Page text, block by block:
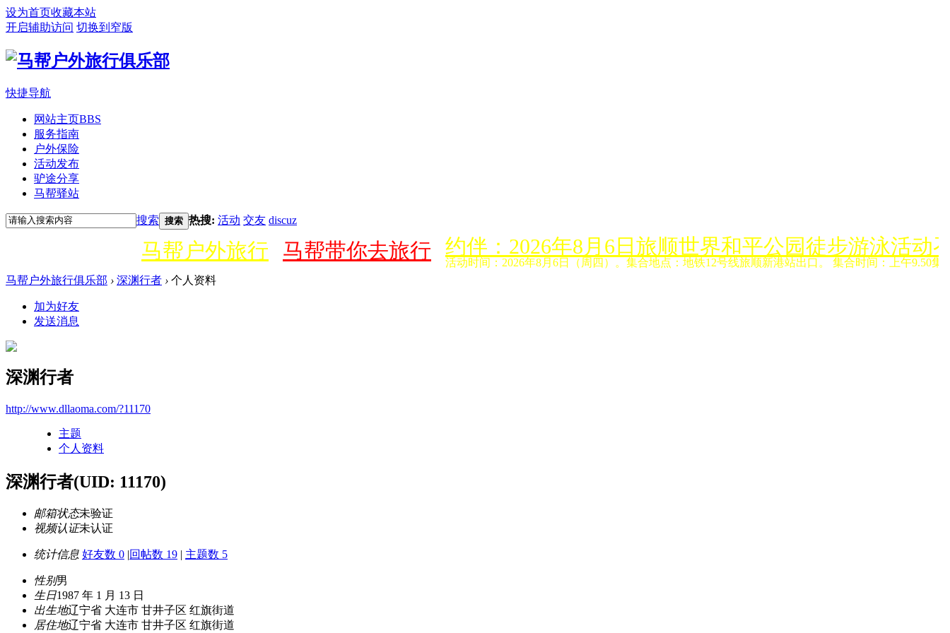
设为首页收藏本站
开启辅助访问 切换到窄版
快捷导航
网站主页BBS
服务指南
户外保险
活动发布
驴途分享
马帮驿站
搜索 搜索 热搜: 活动 交友 discuz
马帮户外旅行 马帮带你去旅行 约伴：2026年8月6日旅顺世界和平公园徒步游泳活动
活动时间：2026年8月6日（周四）。集合地点：地铁12号线旅顺新港站出口。 集合时间：上午9.50集
马帮户外旅行俱乐部 › 深渊行者 › 个人资料
加为好友
发送消息
深渊行者
http://www.dllaoma.com/?11170
主题
个人资料
深渊行者(UID: 11170)
邮箱状态未验证
视频认证未认证
统计信息 好友数 0 |回帖数 19 | 主题数 5
性别男
生日1987 年 1 月 13 日
出生地辽宁省 大连市 甘井子区 红旗街道
居住地辽宁省 大连市 甘井子区 红旗街道